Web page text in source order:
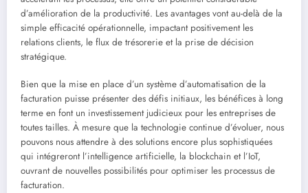
d’amélioration de la productivité. Les avantages vont au-delà de la
simple efficacité opérationnelle, impactant positivement les
relations clients, le flux de trésorerie et la prise de décision
stratégique.
Bien que la mise en place d’un système d’automatisation de la
facturation puisse présenter des défis initiaux, les bénéfices à long
terme en font un investissement judicieux pour les entreprises de
toutes tailles. À mesure que la technologie continue d’évoluer, nous
pouvons nous attendre à des solutions encore plus sophistiquées
qui intégreront l’intelligence artificielle, la blockchain et l’IoT,
ouvrant de nouvelles possibilités pour optimiser les processus de
facturation.